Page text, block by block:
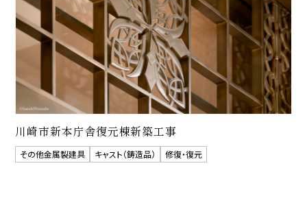
川崎市新本庁舎復元棟新築工事
その他金属製建具 キャスト（鋳造品） 修復・復元